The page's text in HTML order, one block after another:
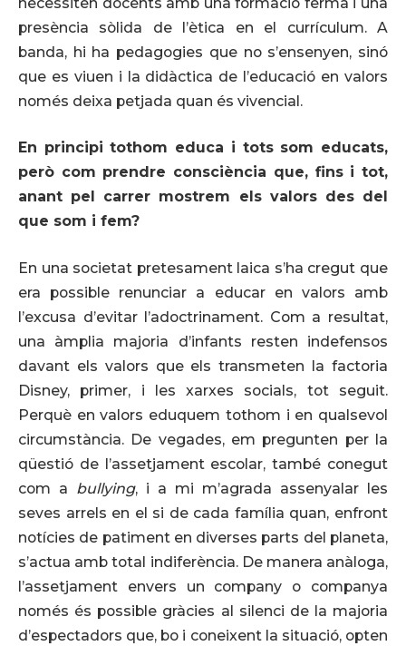
presència sòlida de l’ètica en el currículum. A
banda, hi ha pedagogies que no s’ensenyen, sinó
que es viuen i la didàctica de l’educació en valors
només deixa petjada quan és vivencial.
En principi tothom educa i tots som educats,
però com prendre consciència que, fins i tot,
anant pel carrer mostrem els valors des del
que som i fem?
En una societat pretesament laica s’ha cregut que
era possible renunciar a educar en valors amb
l’excusa d’evitar l’adoctrinament. Com a resultat,
una àmplia majoria d’infants resten indefensos
davant els valors que els transmeten la factoria
Disney, primer, i les xarxes socials, tot seguit.
Perquè en valors eduquem tothom i en qualsevol
circumstància. De vegades, em pregunten per la
qüestió de l’assetjament escolar, també conegut
com a bullying, i a mi m’agrada assenyalar les
seves arrels en el si de cada família quan, enfront
notícies de patiment en diverses parts del planeta,
s’actua amb total indiferència. De manera anàloga,
l’assetjament envers un company o companya
només és possible gràcies al silenci de la majoria
d’espectadors que, bo i coneixent la situació, opten